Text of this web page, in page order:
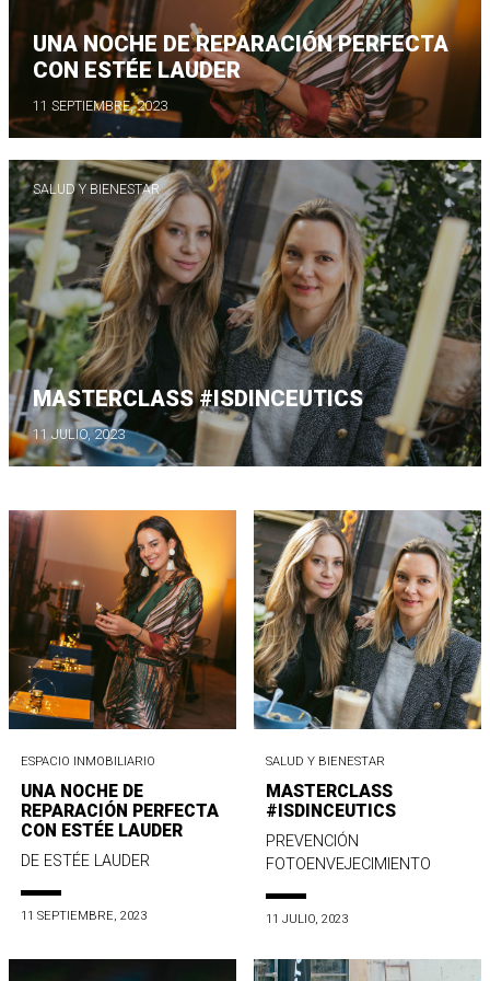
UNA NOCHE DE REPARACIÓN PERFECTA
CON ESTÉE LAUDER
11 SEPTIEMBRE, 2023
SALUD Y BIENESTAR
MASTERCLASS #ISDINCEUTICS
11 JULIO, 2023
ESPACIO INMOBILIARIO
UNA NOCHE DE
REPARACIÓN PERFECTA
CON ESTÉE LAUDER
DE ESTÉE LAUDER
11 SEPTIEMBRE, 2023
SALUD Y BIENESTAR
MASTERCLASS
#ISDINCEUTICS
PREVENCIÓN
FOTOENVEJECIMIENTO
11 JULIO, 2023